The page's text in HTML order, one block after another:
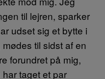
til lejren, sparker
udset sig et bytte i
til sidst af en
forundret på mig,
taget et par